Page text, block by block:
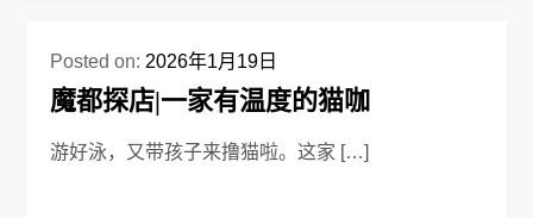
Posted on: 2026年1月19日
魔都探店|一家有温度的猫咖
游好泳，又带孩子来撸猫啦。这家 […]